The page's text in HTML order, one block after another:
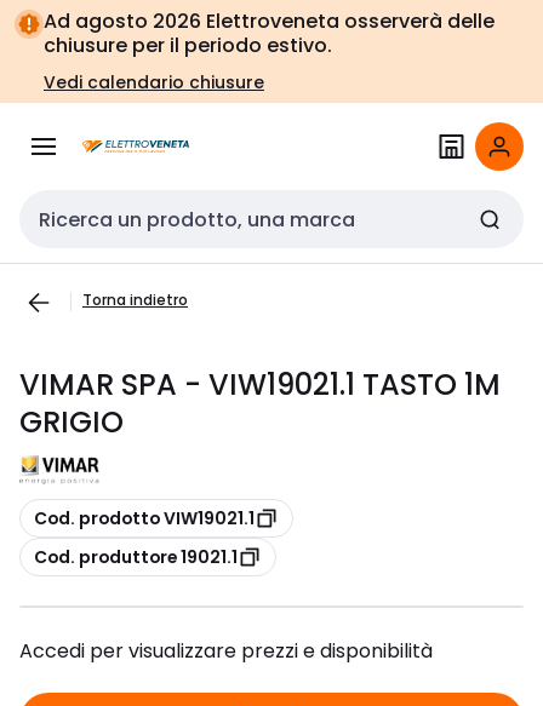
Vai alla
navigazione
Vai
alla
pagina
Ad agosto 2026 Elettroveneta osserverà delle
chiusure per il periodo estivo.
Vedi calendario chiusure
Cerca input
Torna indietro
VIMAR SPA - VIW19021.1 TASTO 1M
GRIGIO
copia
Cod. prodotto VIW19021.1
copia
Cod. produttore 19021.1
Accedi per visualizzare prezzi e disponibilità